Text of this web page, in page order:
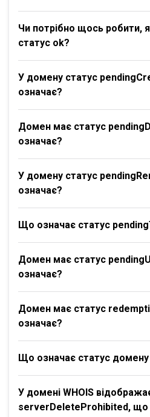
Чи потрібно щось робити,
статус ok?
У домену статус
означає?
Домен має статус
означає?
У домену статус
означає?
Що означає статус
Домен має статус
означає?
Домен має статус
означає?
Що означає статус
У домені WHOIS
serverDeleteProhibited, що